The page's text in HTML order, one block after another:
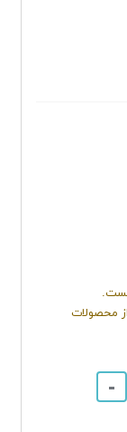
محصولات
-